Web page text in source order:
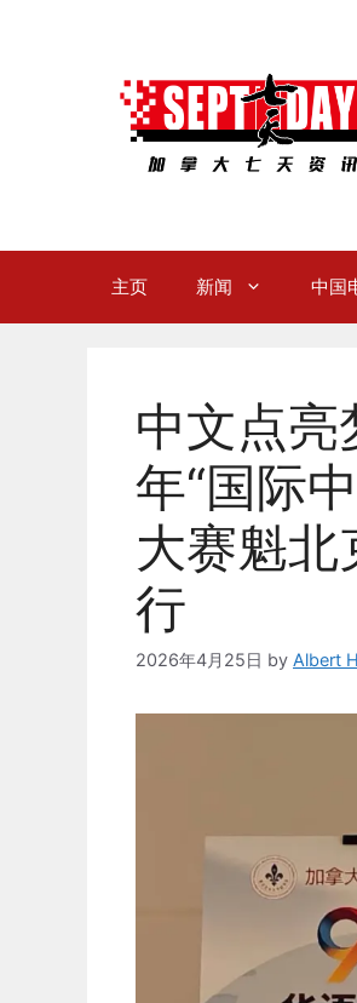
主页 新闻 中国
中文点
年“国际
大赛魁
行
2026年4月25日 by Albert